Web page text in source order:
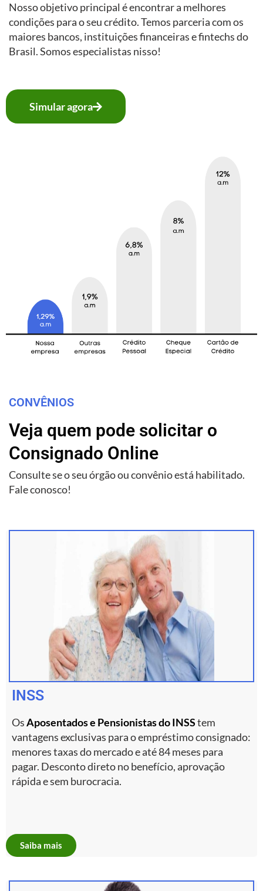
Nosso objetivo principal é encontrar a melhores
condições para o seu crédito. Temos parceria com os
maiores bancos, instituições financeiras e fintechs do
Brasil. Somos especialistas nisso!
Simular agora
CONVÊNIOS
Veja quem pode solicitar o
Consignado Online
Consulte se o seu órgão ou convênio está habilitado.
Fale conosco!
INSS
OsAposentados e Pensionistas do INSStem
vantagens exclusivas para o empréstimo consignado:
menores taxas do mercado e até 84 meses para
pagar. Desconto direto no benefício, aprovação
rápida e sem burocracia.
Saiba mais